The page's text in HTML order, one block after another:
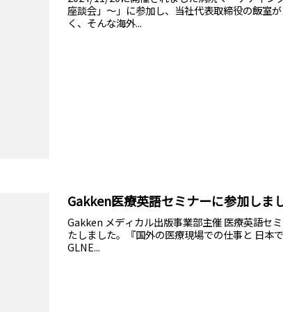
座談会」〜」に参加し、当社代表取締役の飯室
く、そんな海外...
Gakken医療英語セミナーに参加しま
Gakken メディカル出版事業部主催 医療英語セ
たしました。『国外の医療現場での仕事と 日本
GLNE...